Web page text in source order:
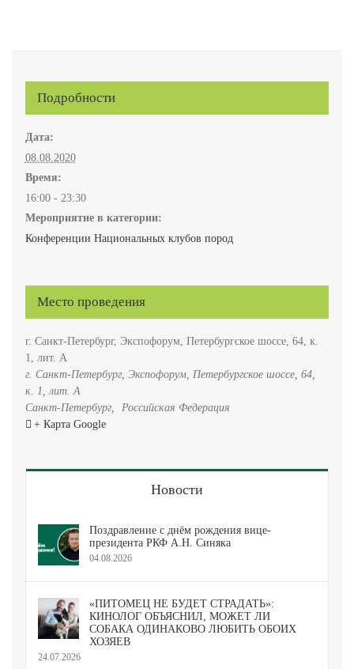
Подробности
Дата:
08.08.2020
Время:
16:00 - 23:30
Мероприятие в категории:
Конференции Национальных клубов пород
Место проведения
г. Санкт-Петербург, Экспофорум, Петербургское шоссе, 64, к.
1, лит. А
г. Санкт-Петербург, Экспофорум, Петербургское шоссе, 64,
к. 1, лит. А
Санкт-Петербург,
Российская Федерация
+ Карта Google
Новости
Поздравление с днём рождения вице-
президента РКФ А.Н. Синяка
04.08.2026
«ПИТОМЕЦ НЕ БУДЕТ СТРАДАТЬ»:
КИНОЛОГ ОБЪЯСНИЛ, МОЖЕТ ЛИ
СОБАКА ОДИНАКОВО ЛЮБИТЬ ОБОИХ
ХОЗЯЕВ
24.07.2026